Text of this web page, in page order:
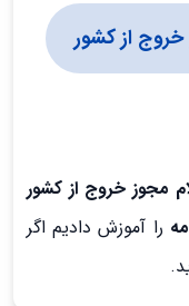
خروج از کشور
مجوز خروج از کشور
را آموزش دادیم اگر